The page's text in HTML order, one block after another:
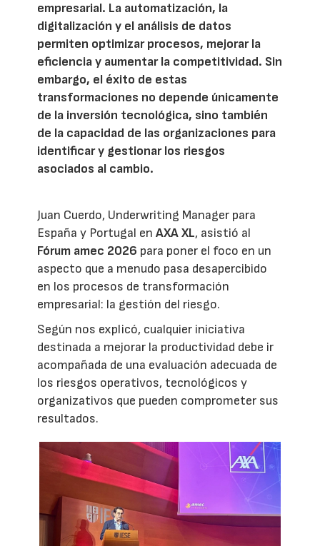
empresarial. La automatización, la
digitalización y el análisis de datos
permiten optimizar procesos, mejorar la
eficiencia y aumentar la competitividad. Sin
embargo, el éxito de estas
transformaciones no depende únicamente
de la inversión tecnológica, sino también
de la capacidad de las organizaciones para
identificar y gestionar los riesgos
asociados al cambio.
Juan Cuerdo, Underwriting Manager para
España y Portugal enAXA XL, asistió al
Fórum amec 2026 para poner el foco en un
aspecto que a menudo pasa desapercibido
en los procesos de transformación
empresarial: la gestión del riesgo.
Según nos explicó, cualquier iniciativa
destinada a mejorar la productividad debe ir
acompañada de una evaluación adecuada de
los riesgos operativos, tecnológicos y
organizativos que pueden comprometer sus
resultados.